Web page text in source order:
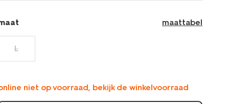
maattabel
L
niet op voorraad, bekijk de winkelvoorraad